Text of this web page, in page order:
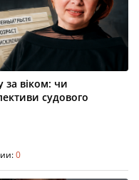
за віком: чи
судового
0